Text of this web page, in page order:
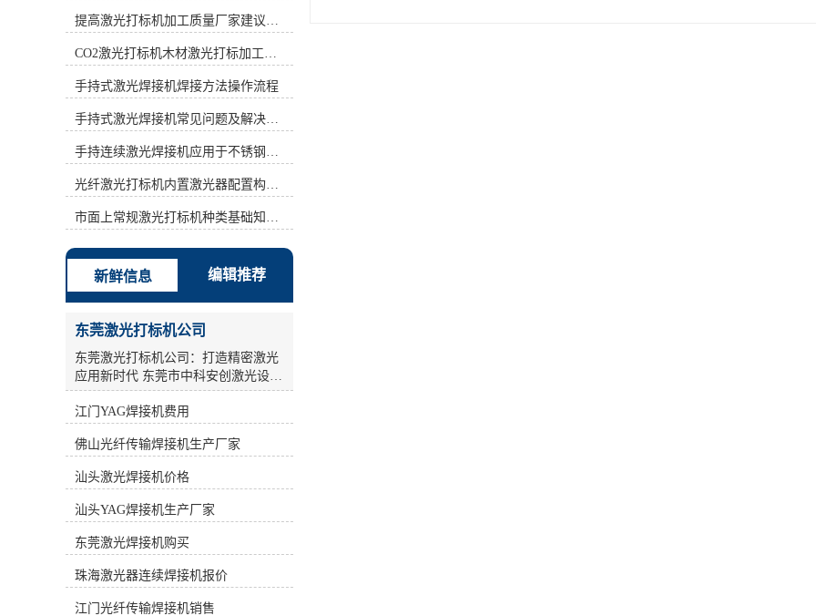
遍，但是采用交叉线填充方式方法，
也就相当于镭雕了2遍.参考参数如
下： a)：打标频率(frequency)设为低
频，激光打码机按照标识形式的不同,
激光打码设备可以分为刻划式和点阵
式两种。目前市场中出现的激光打标
设备大多是刻划式的,而新型的激光打
驻留技术。激光打标机用激光束在各
种不同的物质表面打上*的标记。激
光打标机按照激光器不同可分为CO2
激光打标机、半导体激光打标机、
YAG激光打标机、光纤激光打标机。
计算机控制系统是整个激光打标机控
制和指挥的中心，同时也是软件安装
的载体。 b: **时间为1.5us. c: 填充方
式方法：弓形填充 间距：0.01-
0.05mm之间。 d: 扫描速度:依情况
(Condition)而设，如果镭雕的边框效
果总是有毛边现象，可把速度值设小
点。建议：200-1500之间。 其次：采
用单线填充，但是设定两遍参数。打
标机标刻的是一个无法擦掉的*性标
间气化而成，*借助任何辅助工具即
此，在同样能量的情况下，新型激光
打标机打印速度较快。**时间为1.5。
*1遍：功率(指物体在单位时间内所做
的功的多少)稍高点频率(frequency)稍
高点(例如30000-70000) 速度慢点(例
如 700-1000)，此时产品(Product)表面
再设定*2遍参数。*2遍：功率(指物体
提高激光打标机加工质量厂家建议从何做起
CO2激光打标机木材激光打标加工环保性意识
手持式激光焊接机焊接方法操作流程
手持式激光焊接机常见问题及解决方法！
手持连续激光焊接机应用于不锈钢厨具行业
光纤激光打标机内置激光器配置构造讲解
市面上常规激光打标机种类基础知识介绍
新鲜信息 编辑推荐
东莞激光打标机公司
东莞激光打标机公司：打造精密激光
应用新时代 东莞市中科安创激光设备
有限公司，作为一家**从事工业激光
产品的研发、生产和销售的**企业，
完善的激光应用解决方案及配套设
备。公司汇聚了一大批多年从事激光
加工设备科研和产业化的激光技术和
科研人员，凭借光电子产业的良好氛
围，积极进取，锐意开拓，通过不断
**，为国内外广大客户的制造装备和
工艺**水平提供贡献。 激光打标机作
为激光加工设备中的重要一环，在工
标机采用高能激光束照射在物质表
江门YAG焊接机费用
佛山光纤传输焊接机生产厂家
汕头激光焊接机价格
汕头YAG焊接机生产厂家
东莞激光焊接机购买
珠海激光器连续焊接机报价
江门光纤传输焊接机销售